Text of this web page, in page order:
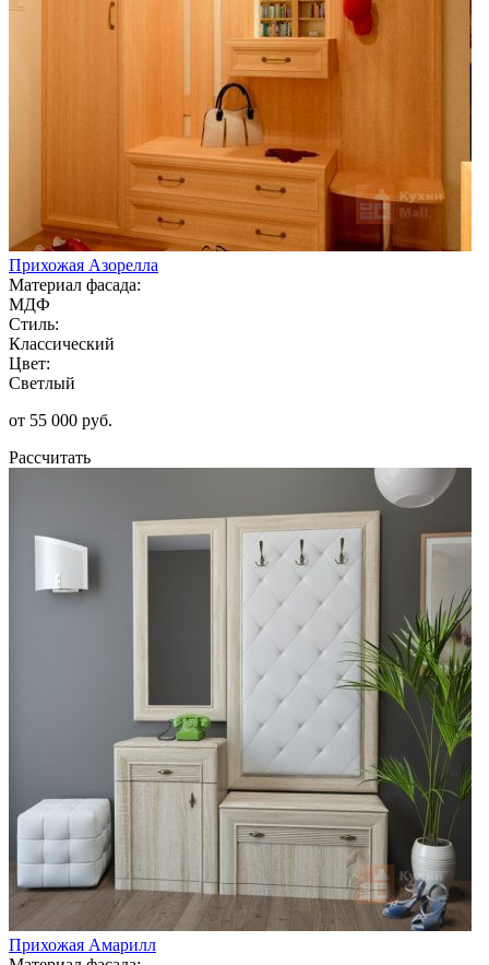
Прихожая Азорелла
Материал фасада:
МДФ
Стиль:
Классический
Цвет:
Светлый
от 55 000 руб.
Рассчитать
Прихожая Амарилл